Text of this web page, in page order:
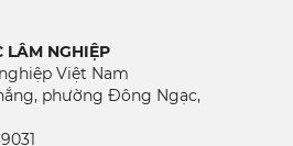
LÂM NGHIỆP
Việt Nam
phường Đông Ngạc,